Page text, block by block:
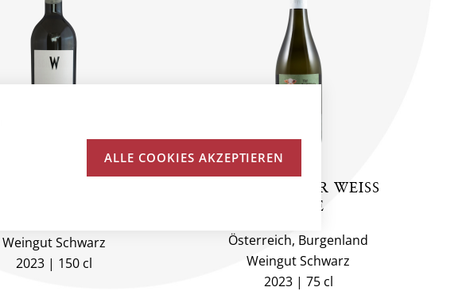
Weingut Schwarz
2023
150 cl
THE BUTCHER WEISS
CUVÉE
Österreich, Burgenland
Weingut Schwarz
2023
75 cl
ALLE COOKIES AKZEPTIEREN